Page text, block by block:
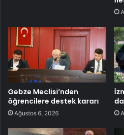
Gebze Meclisi’nden
öğrencilere destek kararı
Ağustos 6, 2026